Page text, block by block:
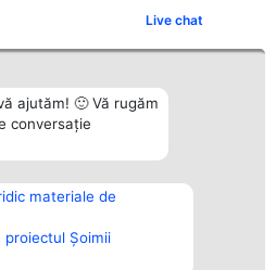
Live chat
ajutăm! 🙂 Vă rugăm
conversație
materiale de
Șoimii
Lista Tuturor
Contact